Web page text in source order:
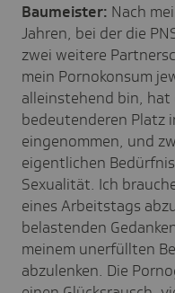
Baumeister: Nach
Jahren, bei der die
zwei weitere
mein Pornokonsum
alleinstehend bin, hat
bedeutenderen Platz
eingenommen, und
eigentlichen
Sexualität. Ich
eines Arbeitstags
belastenden
meinem unerfüllten
abzulenken. Die